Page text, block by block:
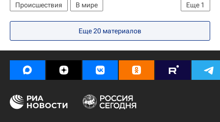
Еще 1
Происшествия
В мире
Похищение итальянской журналистки в Ираке
Еще 20 материалов